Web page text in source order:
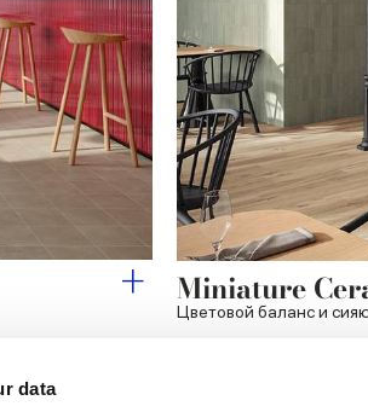
data
Miniature
Цветовой баланс и